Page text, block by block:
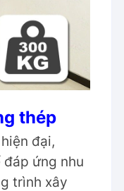
thép
đại,
ứng nhu
trình xây